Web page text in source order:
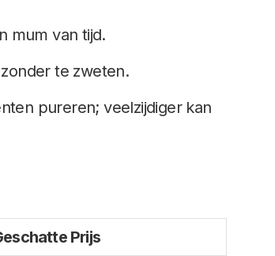
mum van tijd.
te zweten.
pureren; veelzijdiger kan
Prijs